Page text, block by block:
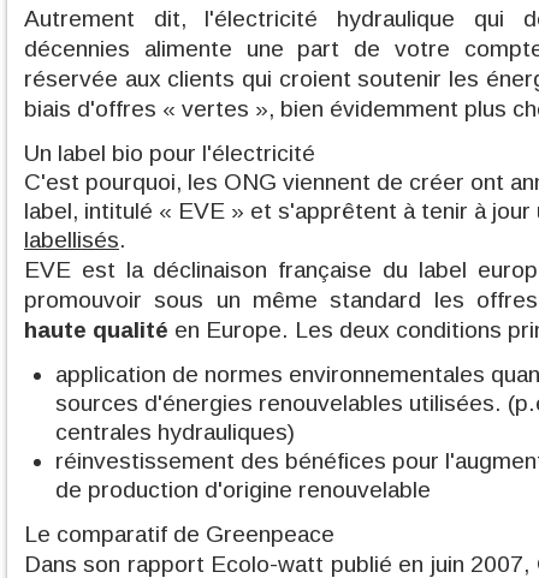
Autrement dit, l'électricité hydraulique qui
décennies alimente une part de votre
réservée aux clients qui croient soutenir les
biais d'offres « vertes », bien évidemment plus
Un label bio pour l'électricité
C'est pourquoi, les ONG viennent de créer ont
label, intitulé « EVE » et s'apprêtent à tenir à
labellisés.
EVE est la déclinaison française du label
promouvoir sous un même standard les
haute qualité en Europe. Les deux conditions
application de normes environnementales
sources d'énergies renouvelables utilisées.
centrales hydrauliques)
réinvestissement des bénéfices pour
de production d'origine renouvelable
Le comparatif de Greenpeace
Dans son rapport Ecolo-watt publié en juin